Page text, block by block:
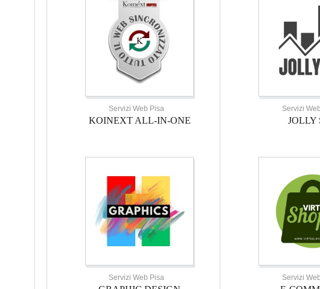
Servizi Web Pisa
KOINEXT ALL-IN-ONE
Servizi
JOLLY
Servizi Web Pisa Servizi
BED
BED
HOTEL